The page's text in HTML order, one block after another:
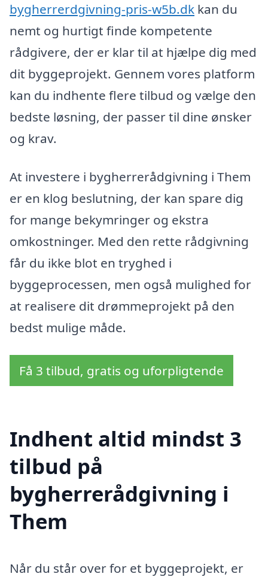
bygherrerdgivning-pris-w5b.dk kan du
nemt og hurtigt finde kompetente
rådgivere, der er klar til at hjælpe dig med
dit byggeprojekt. Gennem vores platform
kan du indhente flere tilbud og vælge den
bedste løsning, der passer til dine ønsker
og krav.
At investere i bygherrerådgivning i Them
er en klog beslutning, der kan spare dig
for mange bekymringer og ekstra
omkostninger. Med den rette rådgivning
får du ikke blot en tryghed i
byggeprocessen, men også mulighed for
at realisere dit drømmeprojekt på den
bedst mulige måde.
Få 3 tilbud, gratis og uforpligtende
Indhent altid mindst 3
tilbud på
bygherrerådgivning i
Them
Når du står over for et byggeprojekt, er